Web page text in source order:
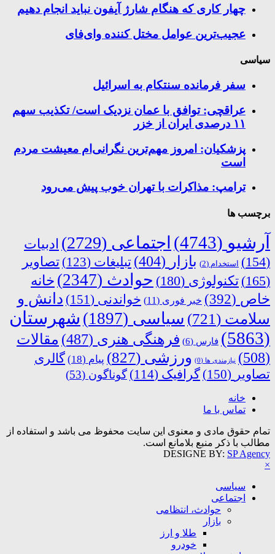
چهار کاری که هنگام شارژ آیفون نباید انجام دهیم
عجیب‌ترین عوامل مختل کننده وای‌فای
سیاسی
سفر فرمانده سنتکام به اسرائیل
عراقچی: توافق با عمان نزدیک است/ تکذیب سهم
۱۱ درصدی ایران از خزر
پزشکیان: امروز مهم‌ترین نگرانی‌ام معیشت مردم
است
ترامپ: مذاکرات با تهران خوب پیش می‌رود
برچسب ها
آرشیو (4743) اجتماعی (2729)
ادبیات
(154)
استخدام (2) بازار (404) تبلیغات (123)
تصاویر
(165)
تکنولوژی (180) حوادث (2347)
خانه
خاص (392) خبر فوری (11) خواندنی (151)
دانش و
سلامت (721) سیاسی (1897)
شهرستان
(5863)
فارس (6) فرهنگی هنری (487)
مقالات
(508)
نیازمندی ها (0) ورزشی (827) پیام (18)
گالری
تصاویر (150) گرافیک (114) گوناگون (53)
خانه
تماس با ما
تمام حقوق مادی و معنوی این سایت محفوظ می باشد و استفاده از
مطالب با ذکر منبع بلامانع است.
DESIGNE BY: SP Agency
×
سیاسی
اجتماعی
حوادث، انتظامی
بازار
طلا و ارز
خودرو